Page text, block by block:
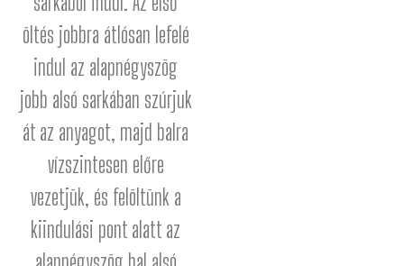
öltés jobbra átlósan lefelé
indul az alapnégyszög
jobb alsó sarkában szúrjuk
át az anyagot, majd balra
vízszintesen előre
vezetjük, és felöltünk a
kiindulási pont alatt az